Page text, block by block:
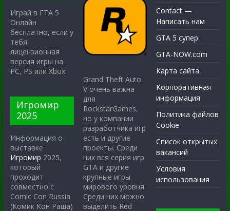
Играй в ГТА 5
Онлайн
бесплатно, если у
тебя
лицензионная
версия игры на
PC, PS или Xbox
Игромир
2025
Информация о
выставке
Игромир 2025,
который
проходит
совместно с
Comic Con Russia
(Комик Кон Раша)
Grand Theft Auto
V очень важна
для
RockstarGames,
но у компании
разработчика игр
есть и другие
проекты. Среди
них вся серия игр
GTA и другие
крупные игры
мирового уровня.
Среди них можно
выделить Red
Contact —
Написать нам
GTA 5 супер
GTA-NOW.com
Карта сайта
Корпоративная
информация
Политика файлов
Cookie
Список открытых
вакансий
Условия
использования